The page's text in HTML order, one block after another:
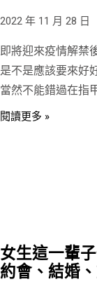
2022 年 11 月 28 日
即將迎來疫情解禁
是不是應該要來好
當然不能錯過在指
閱讀更多 »
女生這一輩
約會、結婚